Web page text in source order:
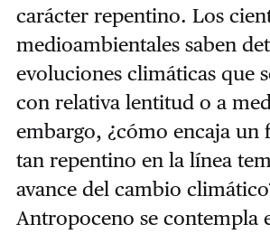
carácter repentino. Los
medioambientales saben
evoluciones climáticas que
con relativa lentitud o a
embargo, ¿cómo encaja un
tan repentino en la línea
avance del cambio
Antropoceno se contempla